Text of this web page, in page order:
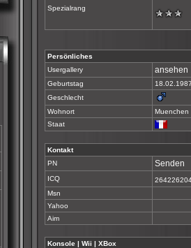
Spezialrang
Persönliches
Usergallery
ansehen
Geburtstag
Geschlecht
Wohnort
Muenchen
Staat
Kontakt
PN
Senden
ICQ
Msn
Yahoo
Aim
Konsole | Wii | XBox